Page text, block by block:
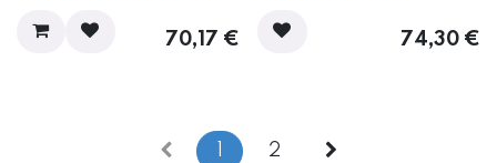
70,17 € 74,30€
2